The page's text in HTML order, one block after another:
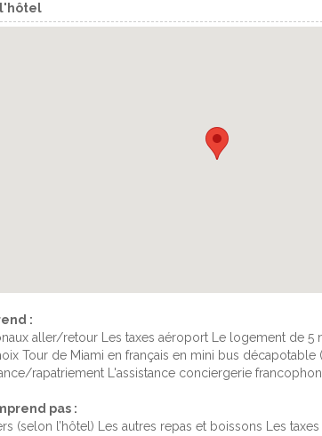
l'hôtel
:
aller/retour Les taxes aéroport Le logement de 5
Tour de Miami en français en mini bus
rapatriement L'assistance conciergerie
pas :
(selon l’hôtel) Les autres repas et boissons Les